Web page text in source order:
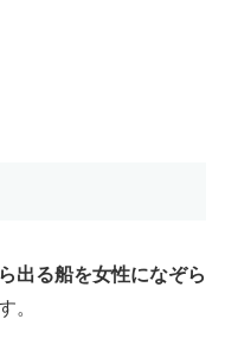
出る船を女性になぞら
。